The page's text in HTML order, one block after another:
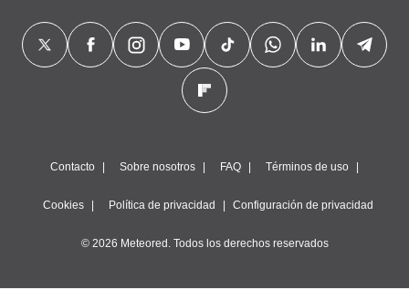
de
Contacto Sobre nosotros FAQ Términos de uso
Cookies Política de privacidad Configuración de privacidad
© 2026 Meteored. Todos los derechos reservados